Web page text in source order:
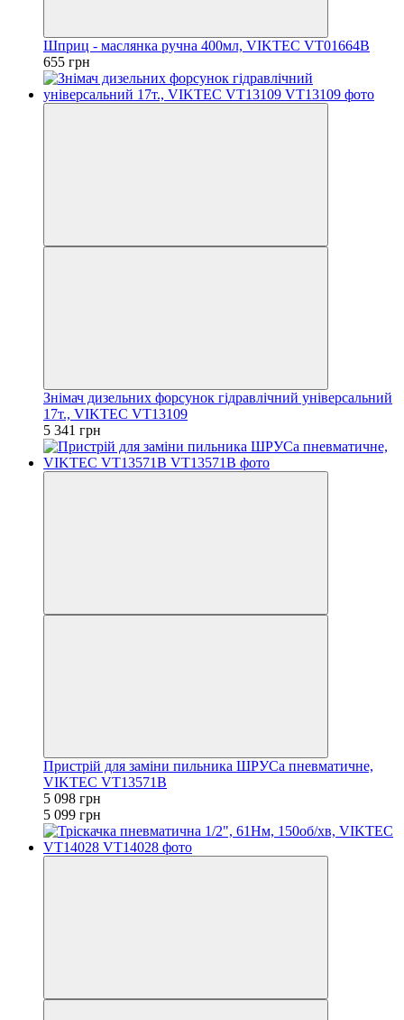
Шприц - маслянка ручна 400мл, VIKTEC VT01664B
655 грн
Знімач дизельних форсунок гідравлічний універсальний
17т., VIKTEC VT13109
5 341 грн
Пристрій для заміни пильника ШРУСа пневматичне,
VIKTEC VT13571B
5 098 грн
5 099 грн